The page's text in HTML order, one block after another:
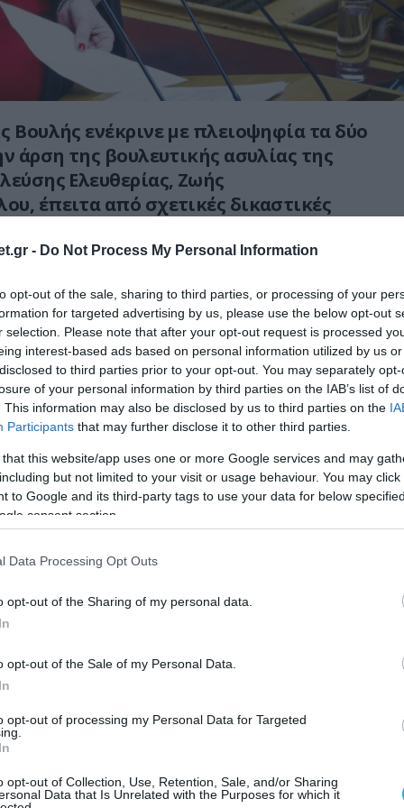
- Do Not Process My Personal Information
opt-out of the sale, sharing to third parties, or processing of your
for targeted advertising by us, please use the below opt-out
selection. Please note that after your opt-out request is processed
interest-based ads based on personal information utilized by us
to third parties prior to your opt-out. You may separately
of your personal information by third parties on the IAB’s list of
This information may also be disclosed by us to third parties on the
Participants that may further disclose it to other third parties.
that this website/app uses one or more Google services and may
but not limited to your visit or usage behaviour. You may
to Google and its third-party tags to use your data for below
consent section.
Data Processing Opt Outs
opt-out of the Sharing of my personal data.
opt-out of the Sale of my Personal Data.
opt-out of processing my Personal Data for Targeted
opt-out of Collection, Use, Retention, Sale, and/or Sharing
Data that Is Unrelated with the Purposes for which it
Βουλής ενέκρινε με πλειοψηφία τα δύο
άρση της βουλευτικής ασυλίας της
Ελευθερίας, Ζωής
έπειτα από σχετικές δικαστικές
του υπουργού Υγείας Άδωνις Γεωργιάδης για
εγκρίθηκε με 162 ψήφους υπέρ, 53 κατά
αφορούσε μηνυτήρια αναφορά δικαστικών
με 177 ψήφους υπέρ, 54 κατά και 13
ακόμη μεγαλύτερη στήριξη από
στη στάση του ΠΑΣΟΚ – ΚΙΝΑΛ,
το κόμμα επέλεξε να απέχει από την
την υπόθεση του Α.Γεωργιάδη, ενώ
λειτουργών.
Τρικούπη «θλιβερή»
κατηγορώντας
σύμπραξη με τον υπουργό
Φλωρίδη.